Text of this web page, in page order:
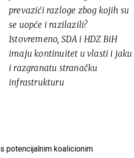
prevazići razloge zbog kojih su
se uopće i razilazili?
Istovremeno, SDA i HDZ BiH
imaju kontinuitet u vlasti i jaku
i razgranatu stranačku
infrastrukturu
potencijalnim koalicionim